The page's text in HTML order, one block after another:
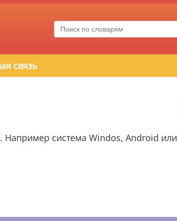
связь
система Windos, Android или